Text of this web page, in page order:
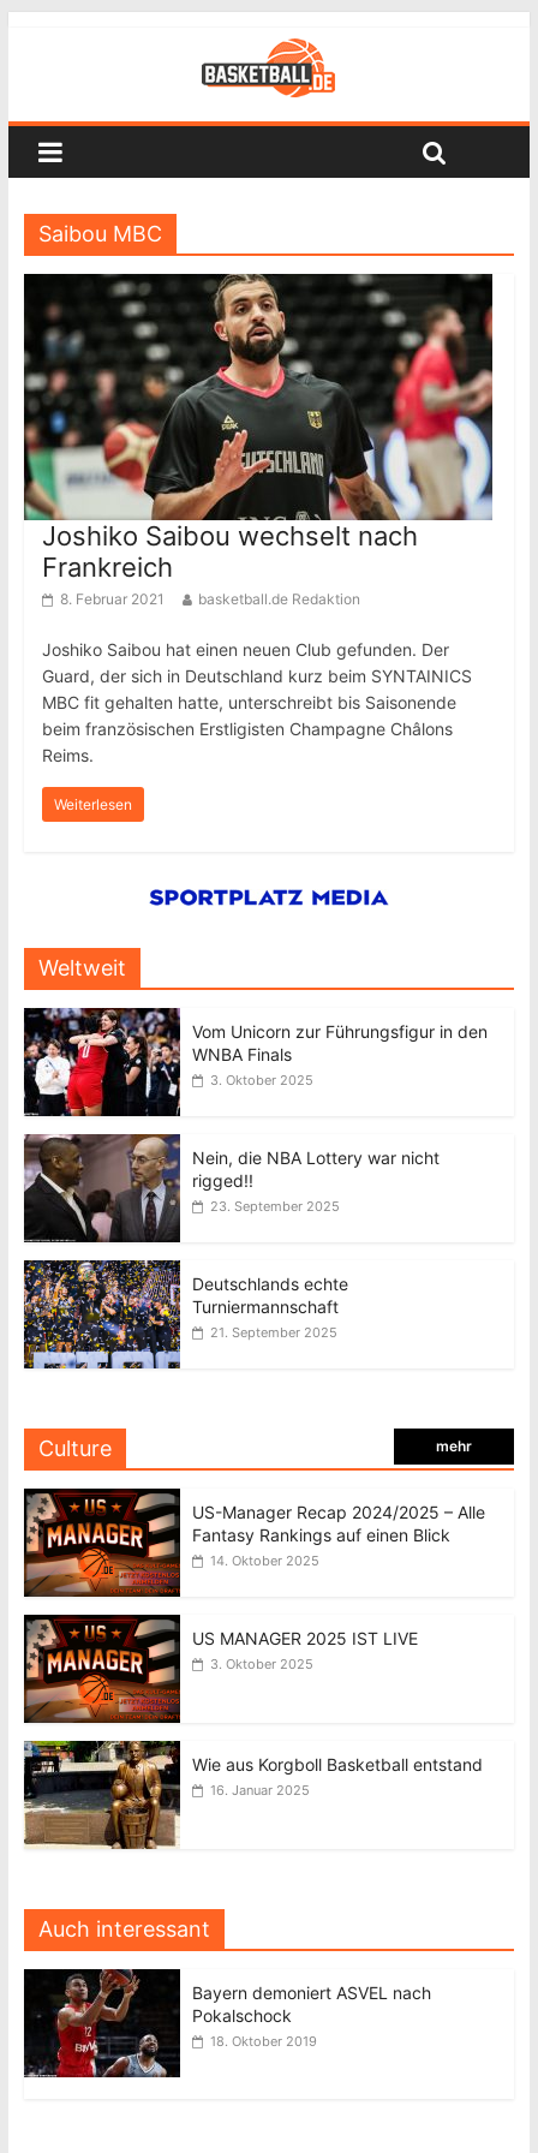
Saibou MBC
Joshiko Saibou wechselt nach
Frankreich
8. Februar 2021 basketball.de Redaktion
Joshiko Saibou hat einen neuen Club gefunden. Der
Guard, der sich in Deutschland kurz beim SYNTAINICS
MBC fit gehalten hatte, unterschreibt bis Saisonende
beim französischen Erstligisten Champagne Châlons
Reims.
Weiterlesen
Weltweit
Vom Unicorn zur Führungsfigur in den
WNBA Finals
3. Oktober 2025
Nein, die NBA Lottery war nicht
rigged!!
23. September 2025
Deutschlands echte
Turniermannschaft
21. September 2025
Culture mehr
US-Manager Recap 2024/2025 – Alle
Fantasy Rankings auf einen Blick
14. Oktober 2025
US MANAGER 2025 IST LIVE
3. Oktober 2025
Wie aus Korgboll Basketball entstand
16. Januar 2025
Auch interessant
Bayern demoniert ASVEL nach
Pokalschock
18. Oktober 2019